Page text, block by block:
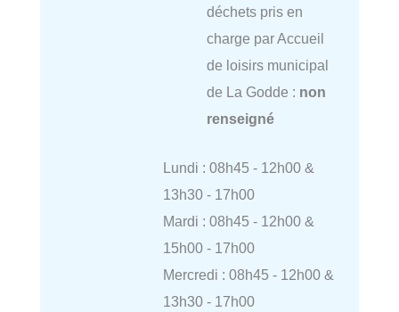
déchets pris en
charge par Accueil
de loisirs municipal
de La Godde : non
renseigné
Lundi : 08h45 - 12h00 &
13h30 - 17h00
Mardi : 08h45 - 12h00 &
15h00 - 17h00
Mercredi : 08h45 - 12h00 &
13h30 - 17h00